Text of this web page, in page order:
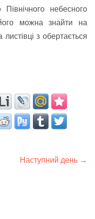
небесного
можна знайти на
листівці з обертається
Наступний день →